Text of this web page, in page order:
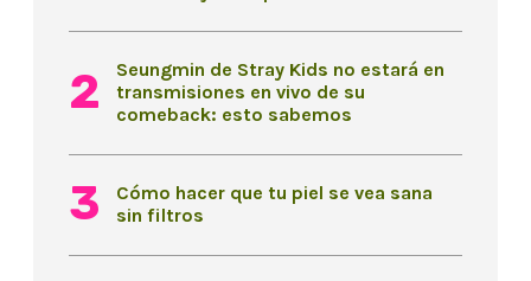
Seungmin de Stray Kids no estará en
transmisiones en vivo de su
comeback: esto sabemos
Cómo hacer que tu piel se vea sana
sin filtros